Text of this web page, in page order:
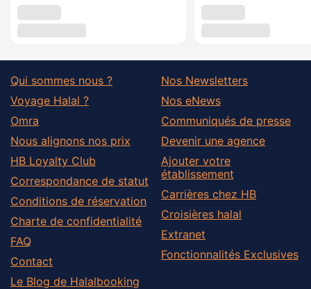
Qui sommes nous ?
Voyage Halal ?
Omra
Nous alignons nos prix
HB Loyalty Club
Correspondance de statut
Conditions de réservation
Charte de confidentialité
FAQ
Contact
Le Blog de Halalbooking
Nos Newsletters
Nos eNews
Communiqués de presse
Devenir une agence
Ajouter votre
établissement
Carrières chez HB
Croisières halal
Extranet
Fonctionnalités Exclusives